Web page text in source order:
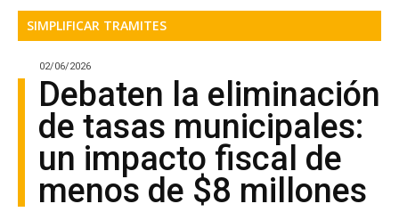
SIMPLIFICAR TRAMITES
02/06/2026
Debaten la eliminación
de tasas municipales:
un impacto fiscal de
menos de $8 millones